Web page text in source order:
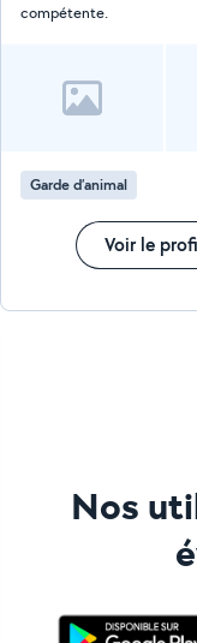
compétente.
Garde d’animal
Voir le
Nos